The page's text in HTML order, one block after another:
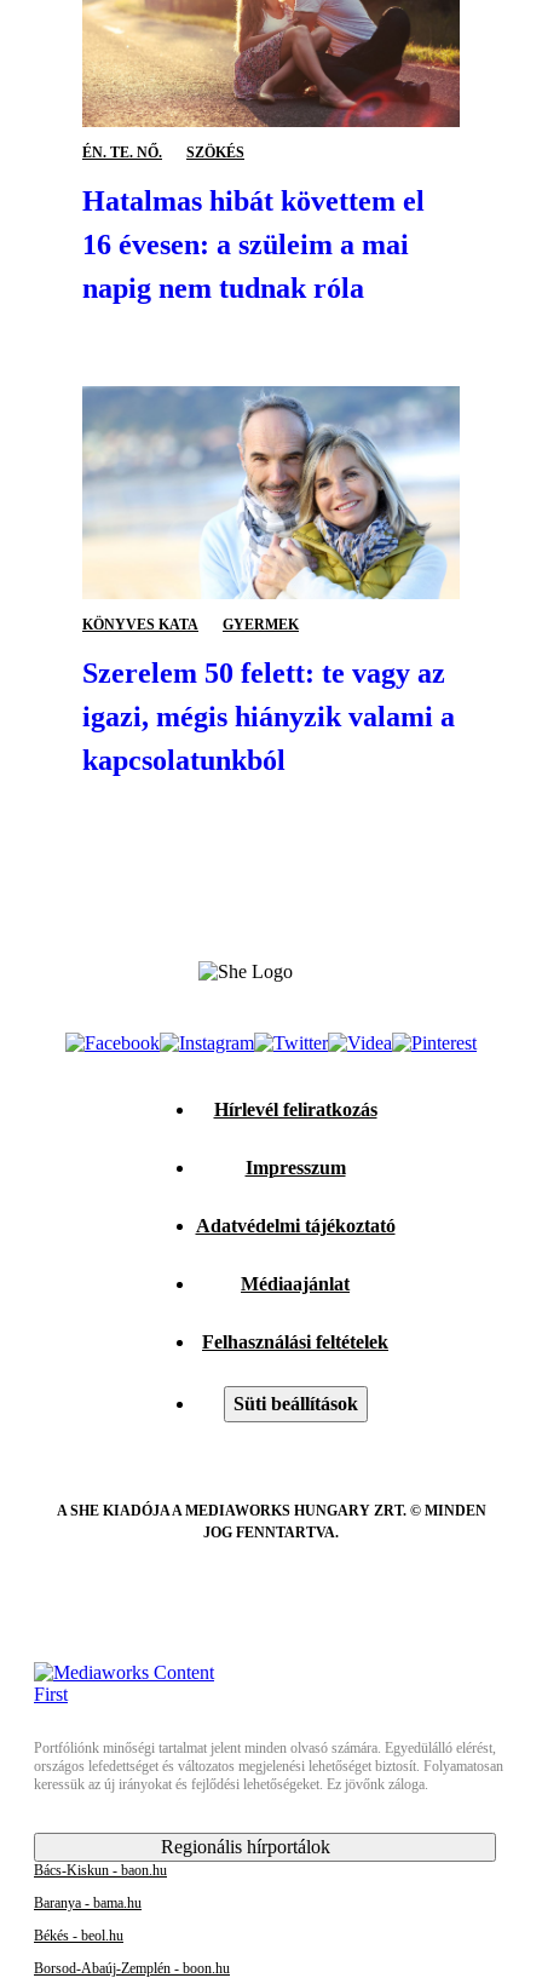
ÉN. TE. NŐ. SZÖKÉS
Hatalmas hibát követtem el
16 évesen: a szüleim a mai
napig nem tudnak róla
KÖNYVES KATA GYERMEK
Szerelem 50 felett: te vagy az
igazi, mégis hiányzik valami a
kapcsolatunkból
Hírlevél feliratkozás
Impresszum
Adatvédelmi tájékoztató
Médiaajánlat
Felhasználási feltételek
Süti beállítások
A SHE KIADÓJA A MEDIAWORKS HUNGARY ZRT. © MINDEN
JOG FENNTARTVA.
Portfóliónk minőségi tartalmat jelent minden olvasó számára. Egyedülálló elérést,
országos lefedettséget és változatos megjelenési lehetőséget biztosít. Folyamatosan
keressük az új irányokat és fejlődési lehetőségeket. Ez jövőnk záloga.
Regionális hírportálok
Bács-Kiskun - baon.hu
Baranya - bama.hu
Békés - beol.hu
Borsod-Abaúj-Zemplén - boon.hu